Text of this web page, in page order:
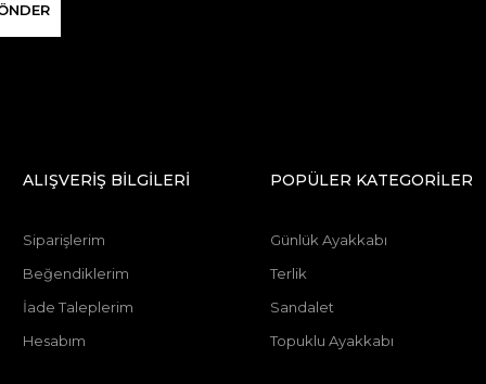
ALIŞVERİŞ BİLGİLERİ
Siparişlerim
Beğendiklerim
İade Taleplerim
Hesabım
POPÜLER KATEGORİLER
Günlük Ayakkabı
Terlik
Sandalet
Topuklu Ayakkabı